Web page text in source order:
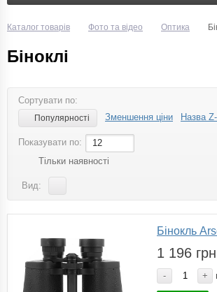
Каталог товарів Фото та відео Оптика
Біноклі
Сортувати по:
Популярності Зменшення ціни Назва
Показувати по:
12
Тільки наявності
Вид:
Бінокль
1 196
- +